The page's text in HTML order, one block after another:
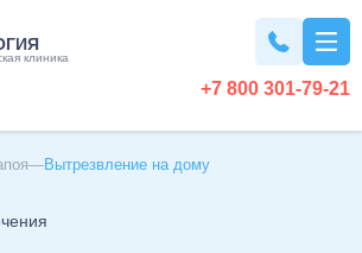
клиника
+7 800 301-79-21
на дому
Вытрезвление на дому